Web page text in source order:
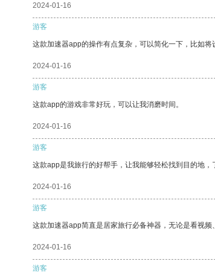
2024-01-16
游客
这款加速器app的操作有点复杂，可以简化一下，比如将
2024-01-16
游客
这款app的游戏非常好玩，可以让我消磨时间。
2024-01-16
游客
这款app是我旅行的好帮手，让我能够轻松找到目的地，
2024-01-16
游客
这款加速器app简直是居家旅行必备神器，无论是看视
2024-01-16
游客